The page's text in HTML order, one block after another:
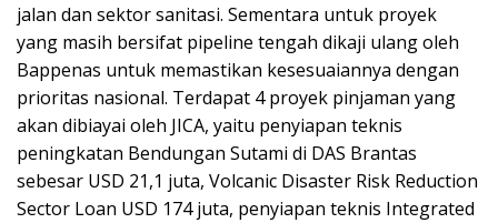
jalan dan sektor sanitasi. Sementara untuk proyek
yang masih bersifat pipeline tengah dikaji ulang oleh
Bappenas untuk memastikan kesesuaiannya dengan
prioritas nasional. Terdapat 4 proyek pinjaman yang
akan dibiayai oleh JICA, yaitu penyiapan teknis
peningkatan Bendungan Sutami di DAS Brantas
sebesar USD 21,1 juta, Volcanic Disaster Risk Reduction
Sector Loan USD 174 juta, penyiapan teknis Integrated